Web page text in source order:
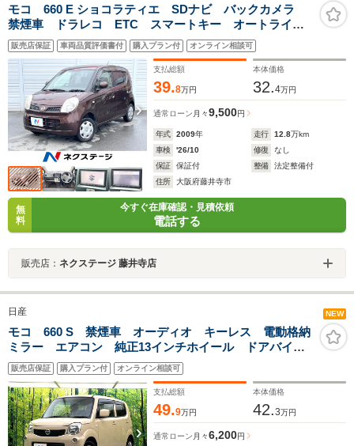
モコ 660 E ショコラティエ SDナビ バックカメラ
禁煙車 ドラレコ ETC スマートキー オートライ
ト オートエアコン CD再生 地デジ
販売店保証 車両品質評価書付 購入プラン付 オンライン相談可
支払総額
39.8万円
本体価格
32.4万円
通常ローン 月々9,500円
年式 2009年 走行 12.8万km
車検
'26/10 修復
なし
保証
保証付 整備
法定整備付
住所
大阪府藤井寺市
無
料
今すぐ在庫確認・見積依頼
電話する
販売店： ネクステージ 藤井寺店
日産 NEW
モコ 660 S 禁煙車 オーディオ キーレス 電動格納
ミラー エアコン 純正13インチホイール ドアバイザ
ー フロアマット
販売店保証 購入プラン付 オンライン相談可
支払総額
49.9万円
本体価格
42.3万円
通常ローン 月々6,200円